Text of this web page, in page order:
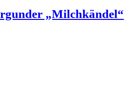
„Milchkändel“